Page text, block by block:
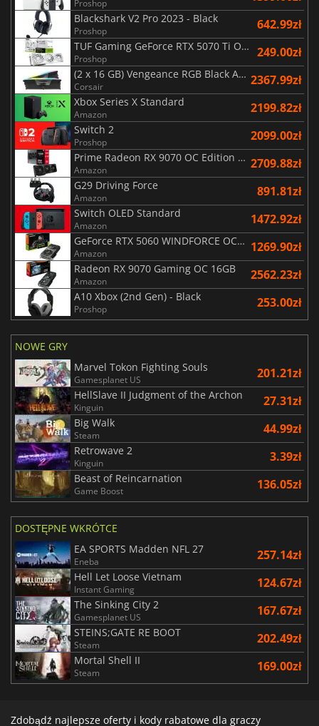
Proshop
Blackshark V2 Pro 2023 - Black
Proshop 642.99zł
TUF Gaming GeForce RTX 5070 Ti OC White Edition 16GB
Proshop 249.00zł
(2 x 16 GB) Vengeance RGB Black AMD Expo 6000 MHz - CAS 30
Corsair 2367.99zł
Xbox Series X Standard
Amazon 2199.82zł
Switch 2
Proshop 2099.00zł
Prime Radeon RX 9070 OC Edition 16GB
Amazon 2709.88zł
G29 Driving Force
Amazon 891.81zł
Switch OLED Standard
Amazon 1472.92zł
GeForce RTX 5060 WINDFORCE OC 8G
Amazon 1269.90zł
Radeon RX 9070 Gaming OC 16GB
Amazon 2562.23zł
A10 Xbox (2nd Gen) - Black
Proshop 253.00zł
NOWE GRY
Marvel Tokon Fighting Souls
Gamesplanet US 201.21zł
HellSlave II Judgment of the Archon
Kinguin 27.31zł
Big Walk
Steam 44.99zł
Retrowave 2
Kinguin 3.39zł
Beast of Reincarnation
Game Boost 136.05zł
DOSTĘPNE WKRÓTCE
EA SPORTS Madden NFL 27
Eneba 257.14zł
Hell Let Loose Vietnam
Instant Gaming 124.67zł
The Sinking City 2
Gamesplanet US 167.67zł
STEINS;GATE RE BOOT
Steam 202.49zł
Mortal Shell II
Steam 169.00zł
Zdobądź najlepsze oferty i kody rabatowe dla graczy